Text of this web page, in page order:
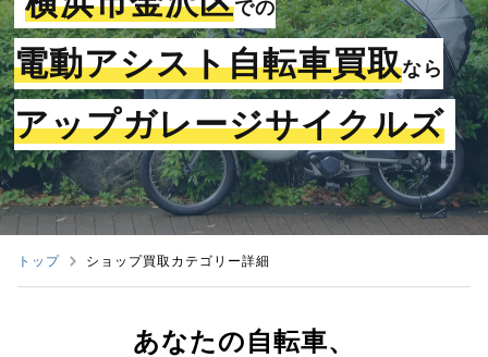
での
電動アシスト自転車買取なら
アップガレージサイクルズ
トップ ショップ買取カテゴリー詳細
あなたの自転車、